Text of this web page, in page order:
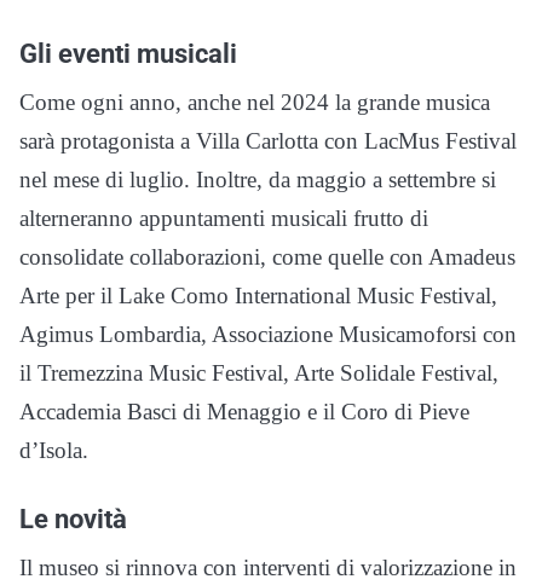
Gli eventi musicali
Come ogni anno, anche nel 2024 la grande musica
sarà protagonista a Villa Carlotta con LacMus Festival
nel mese di luglio. Inoltre, da maggio a settembre si
alterneranno appuntamenti musicali frutto di
consolidate collaborazioni, come quelle con Amadeus
Arte per il Lake Como International Music Festival,
Agimus Lombardia, Associazione Musicamoforsi con
il Tremezzina Music Festival, Arte Solidale Festival,
Accademia Basci di Menaggio e il Coro di Pieve
d’Isola.
Le novità
Il museo si rinnova con interventi di valorizzazione in